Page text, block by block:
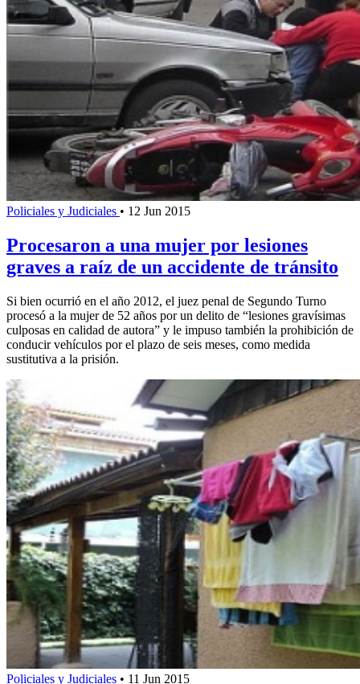
Policiales y Judiciales • 12 Jun 2015
Procesaron a una mujer por lesiones
graves a raíz de un accidente de tránsito
Si bien ocurrió en el año 2012, el juez penal de Segundo Turno
procesó a la mujer de 52 años por un delito de “lesiones gravísimas
culposas en calidad de autora” y le impuso también la prohibición de
conducir vehículos por el plazo de seis meses, como medida
sustitutiva a la prisión.
Policiales y Judiciales • 11 Jun 2015